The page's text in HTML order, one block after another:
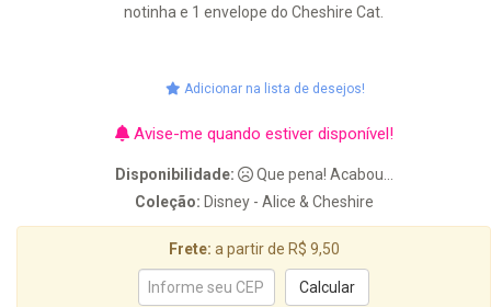
notinha e 1 envelope do Cheshire Cat.
Adicionar na lista de desejos!
Avise-me quando estiver disponível!
Disponibilidade:
Que pena! Acabou...
Coleção: Disney - Alice & Cheshire
Frete: a partir de R$ 9,50